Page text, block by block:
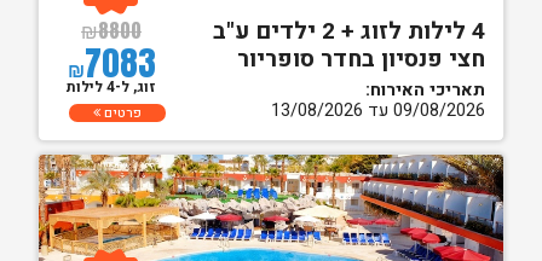
4 לילות לזוג + 2 ילדים ע"ב
חצי פנסיון בחדר סופריור
תאריכי האירוח:
09/08/2026 עד 13/08/2026
₪8800
₪7083
זוג, ל-4 לילות
פרטים